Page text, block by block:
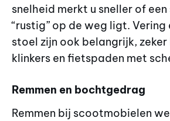
snelheid merkt u sneller of
“rustig” op de weg ligt. Vering
stoel zijn ook belangrijk,
klinkers en fietspaden met
Remmen en bochtgedrag
Remmen bij scootmobielen